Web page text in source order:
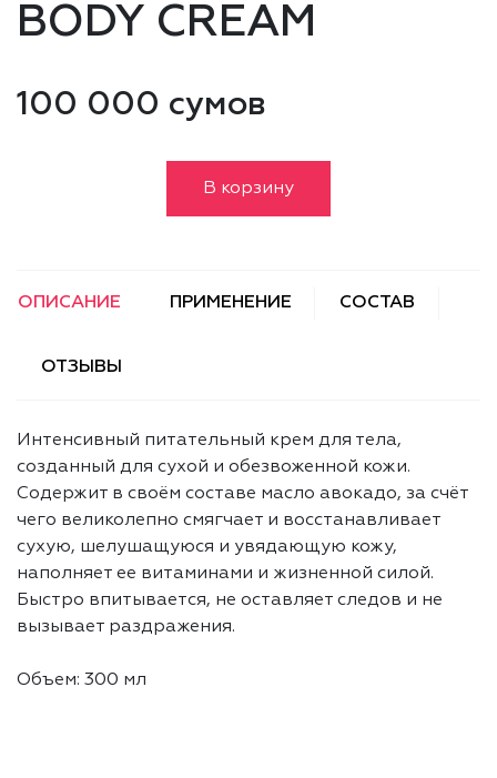
BODY CREAM
100 000 сумов
В корзину
ОПИСАНИЕ ПРИМЕНЕНИЕ СОСТАВ
ОТЗЫВЫ
Интенсивный питательный крем для тела,
созданный для сухой и обезвоженной кожи.
Содержит в своём составе масло авокадо, за счёт
чего великолепно смягчает и восстанавливает
сухую, шелушащуюся и увядающую кожу,
наполняет ее витаминами и жизненной силой.
Быстро впитывается, не оставляет следов и не
вызывает раздражения.
Объем: 300 мл